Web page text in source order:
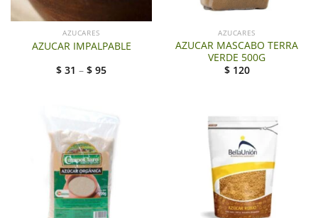
AZUCARES
AZUCAR IMPALPABLE
$ 31 – $ 95
AZUCARES
AZUCAR MASCABO TERRA
VERDE 500G
$ 120